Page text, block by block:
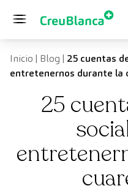
Inicio | Blog | 25 cuentas
entretenernos durante la
25